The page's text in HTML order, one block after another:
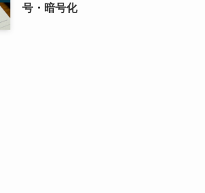
号・暗号化